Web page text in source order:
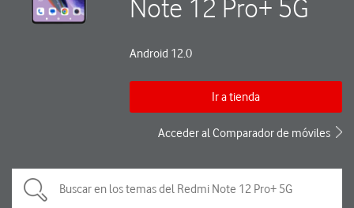
Note 12 Pro+ 5G
Android 12.0
Ir a tienda
Acceder al Comparador de móviles